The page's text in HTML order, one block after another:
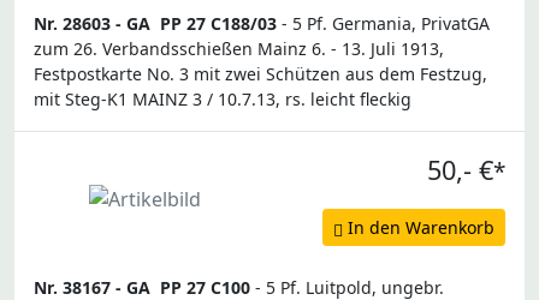
Nr. 28603 - GA PP 27 C188/03 - 5 Pf. Germania, PrivatGA
zum 26. Verbandsschießen Mainz 6. - 13. Juli 1913,
Festpostkarte No. 3 mit zwei Schützen aus dem Festzug,
mit Steg-K1 MAINZ 3 / 10.7.13, rs. leicht fleckig
50,- €*
In den Warenkorb
Nr. 38167 - GA PP 27 C100 - 5 Pf. Luitpold, ungebr.